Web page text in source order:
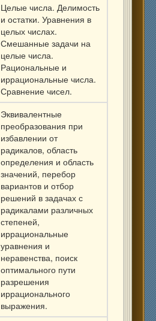
Целые числа. Делимость
и остатки. Уравнения в
целых числах.
Смешанные задачи на
целые числа.
Рациональные и
иррациональные числа.
Сравнение чисел.
Эквивалентные
преобразования при
избавлении от
радикалов, область
определения и область
значений, перебор
вариантов и отбор
решений в задачах с
радикалами различных
степеней,
иррациональные
уравнения и
неравенства, поиск
оптимального пути
разрешения
иррационального
выражения.